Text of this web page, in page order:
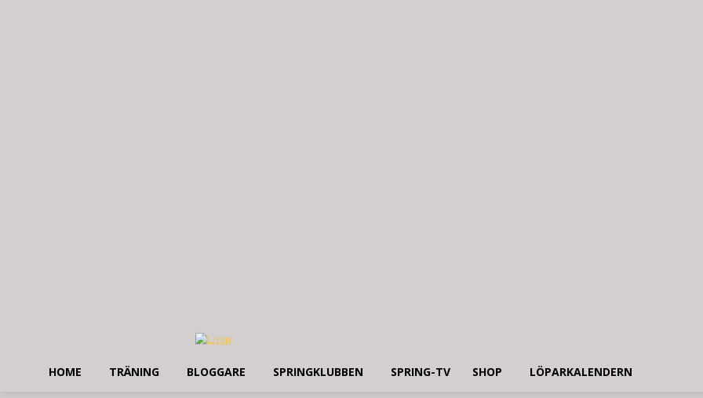
HOME TRÄNING BLOGGARE SPRINGKLUBBEN SPRING-TV SHOP LÖPARKALENDERN